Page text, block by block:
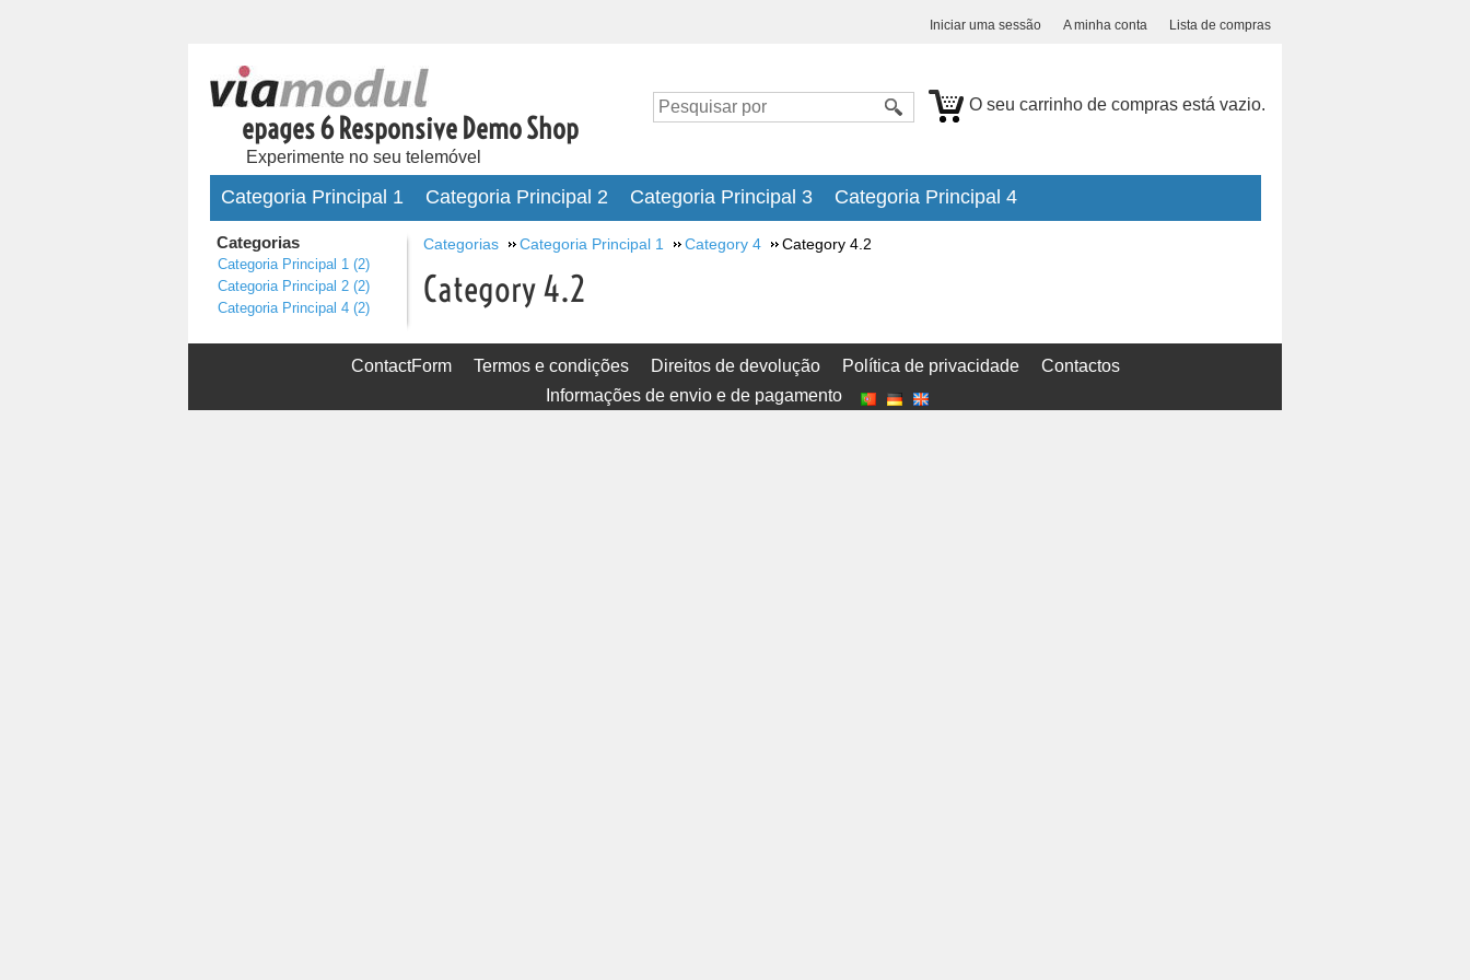
Iniciar uma sessão A minha conta Lista de compras
epages 6 Responsive Demo Shop
Experimente no seu telemóvel
O seu carrinho de compras está vazio.
Categoria Principal 1 Categoria Principal 2 Categoria Principal 3 Categoria Principal 4
Categorias
Categoria Principal 1 (2)
Categoria Principal 2 (2)
Categoria Principal 4 (2)
Categorias Categoria Principal 1 Category 4 Category 4.2
Category 4.2
ContactForm Termos e condições Direitos de devolução Política de privacidade
Contactos
Informações de envio e de pagamento